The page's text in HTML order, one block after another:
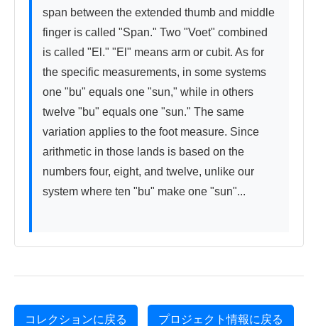
span between the extended thumb and middle
finger is called "Span." Two "Voet" combined
is called "El." "El" means arm or cubit. As for
the specific measurements, in some systems
one "bu" equals one "sun," while in others
twelve "bu" equals one "sun." The same
variation applies to the foot measure. Since
arithmetic in those lands is based on the
numbers four, eight, and twelve, unlike our
system where ten "bu" make one "sun"...
コレクションに戻る プロジェクト情報に戻る